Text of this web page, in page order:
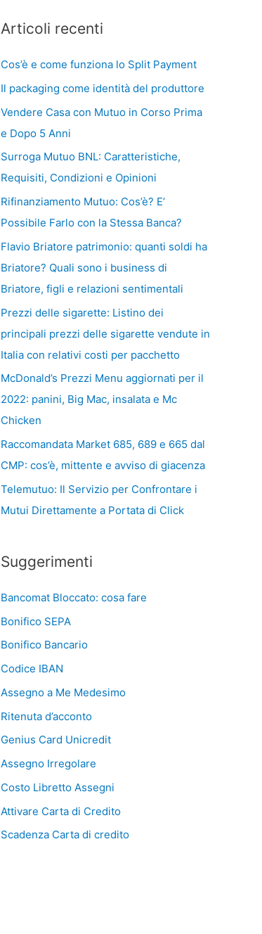
Articoli recenti
Cos’è e come funziona lo Split Payment
Il packaging come identità del produttore
Vendere Casa con Mutuo in Corso Prima
e Dopo 5 Anni
Surroga Mutuo BNL: Caratteristiche,
Requisiti, Condizioni e Opinioni
Rifinanziamento Mutuo: Cos’è? E’
Possibile Farlo con la Stessa Banca?
Flavio Briatore patrimonio: quanti soldi ha
Briatore? Quali sono i business di
Briatore, figli e relazioni sentimentali
Prezzi delle sigarette: Listino dei
principali prezzi delle sigarette vendute in
Italia con relativi costi per pacchetto
McDonald’s Prezzi Menu aggiornati per il
2022: panini, Big Mac, insalata e Mc
Chicken
Raccomandata Market 685, 689 e 665 dal
CMP: cos’è, mittente e avviso di giacenza
Telemutuo: Il Servizio per Confrontare i
Mutui Direttamente a Portata di Click
Suggerimenti
Bancomat Bloccato: cosa fare
Bonifico SEPA
Bonifico Bancario
Codice IBAN
Assegno a Me Medesimo
Ritenuta d’acconto
Genius Card Unicredit
Assegno Irregolare
Costo Libretto Assegni
Attivare Carta di Credito
Scadenza Carta di credito